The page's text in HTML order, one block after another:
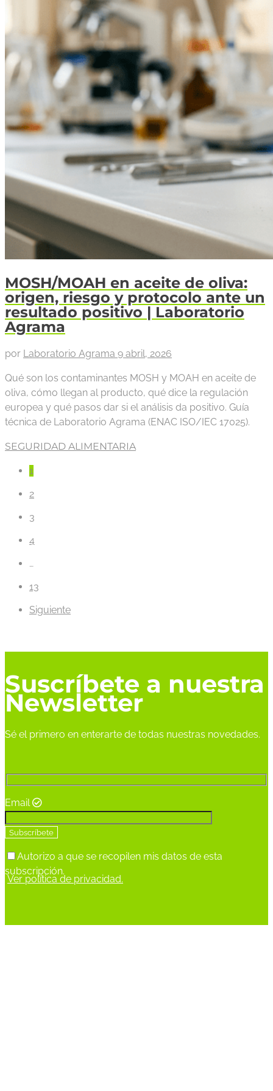
MOSH/MOAH en aceite de oliva:
origen, riesgo y protocolo ante un
resultado positivo | Laboratorio
Agrama
por Laboratorio Agrama 9 abril, 2026
Qué son los contaminantes MOSH y MOAH en aceite de
oliva, cómo llegan al producto, qué dice la regulación
europea y qué pasos dar si el análisis da positivo. Guía
técnica de Laboratorio Agrama (ENAC ISO/IEC 17025).
SEGURIDAD ALIMENTARIA
1
2
3
4
…
13
Siguiente
Suscríbete a nuestra
Newsletter
Sé el primero en enterarte de todas nuestras novedades.
Email
Autorizo a que se recopilen mis datos de esta
subscripción.
Ver política de privacidad.